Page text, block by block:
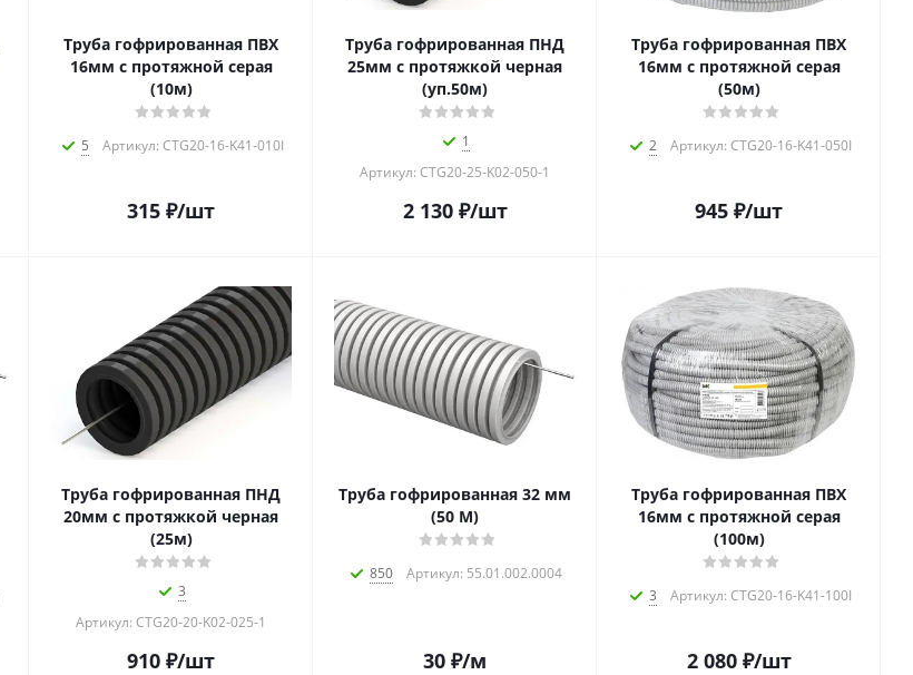
Труба гофрированная ПВХ
16мм с протяжной серая
(10м)
5 Артикул: CTG20-16-K41-010I
315 ₽/шт
Труба гофрированная ПНД
25мм с протяжкой черная
(уп.50м)
1
Артикул: CTG20-25-K02-050-1
2 130₽/шт
Труба гофрированная ПВХ
16мм с протяжной серая
(50м)
2 Артикул: CTG20-16-K41-050I
945 ₽/шт
Труба гофрированная ПНД
20мм с протяжкой черная
(25м)
3
Артикул: CTG20-20-K02-025-1
910 ₽/шт
Труба гофрированная 32 мм
(50 M)
850 Артикул: 55.01.002.0004
30 ₽/м
Труба гофрированная ПВХ
16мм с протяжной серая
(100м)
3 Артикул: CTG20-16-K41-100I
2 080₽/шт